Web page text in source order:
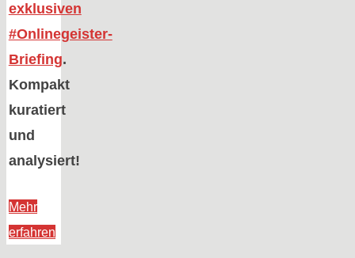
exklusiven
#Onlinegeister-
Briefing.
Kompakt
kuratiert
und
analysiert!
Mehr
erfahren„Zwei